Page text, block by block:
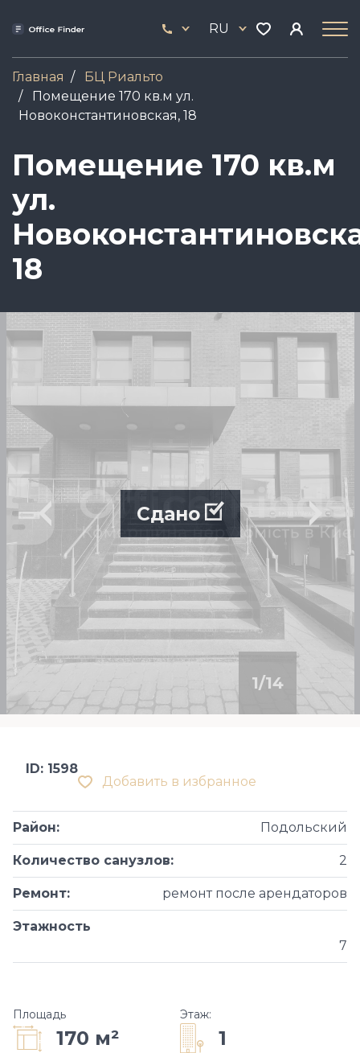
содержанию
444
17
RU
Главная
БЦ Риальто
Помещение 170 кв.м ул.
Новоконстантиновская, 18
Помещение 170 кв.м
ул.
18
1/14
Сдано
Добавить в избранное
ID: 1598
Район: Подольский
Количество санузлов: 2
Ремонт: ремонт после арендаторов
Этажность
7
Площадь
170 м²
Этаж:
1